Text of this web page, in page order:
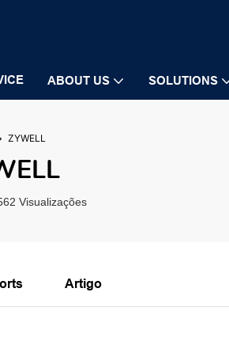
ABOUT US SOLUTIONS
ZYWELL
Visualizações
Artigo